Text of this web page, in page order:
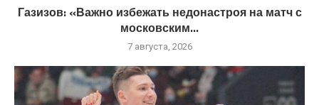
Газизов: «Важно избежать недонастроя на матч с
московским...
7 августа, 2026